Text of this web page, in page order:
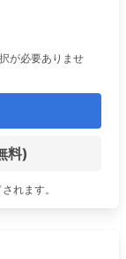
が必要ありませ
料)
れます。